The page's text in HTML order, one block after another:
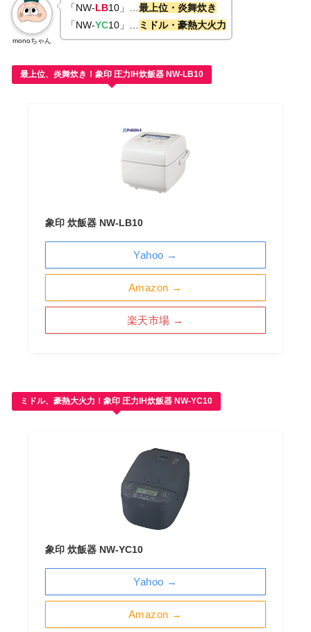
monoちゃん
「NW-LB10」… 最上位・炎舞炊き
「NW-YC10」… ミドル・豪熱大火力
最上位、炎舞炊き！象印 圧力IH炊飯器 NW-LB10
象印 炊飯器 NW-LB10
Amazon →
楽天市場 →
Yahoo →
ミドル、豪熱大火力！象印 圧力IH炊飯器 NW-YC10
象印 炊飯器 NW-YC10
Amazon →
Yahoo →